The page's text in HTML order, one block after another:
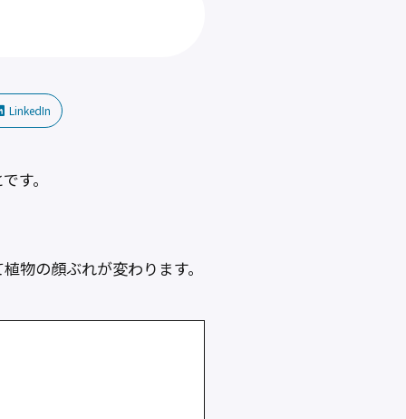
LinkedIn
す。
物の顔ぶれが変わります。